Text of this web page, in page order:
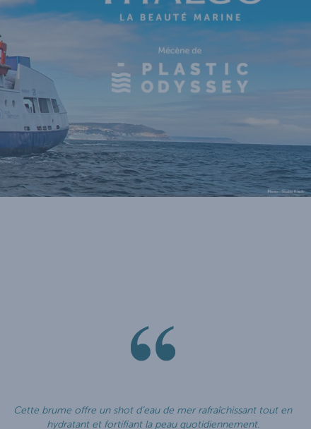
Cette brume offre un shot d’eau de mer rafraîchissant tout en
hydratant et fortifiant la peau quotidiennement.